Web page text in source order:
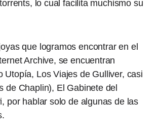
lo cual facilita muchismo su
que logramos encontrar en el
Archive, se encuentran
Utopía, Los Viajes de Gulliver, casi
de Chaplin), El Gabinete del
por hablar solo de algunas de las